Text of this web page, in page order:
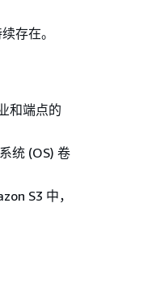
存在。
和端点的
统 (OS) 卷
S3 中，